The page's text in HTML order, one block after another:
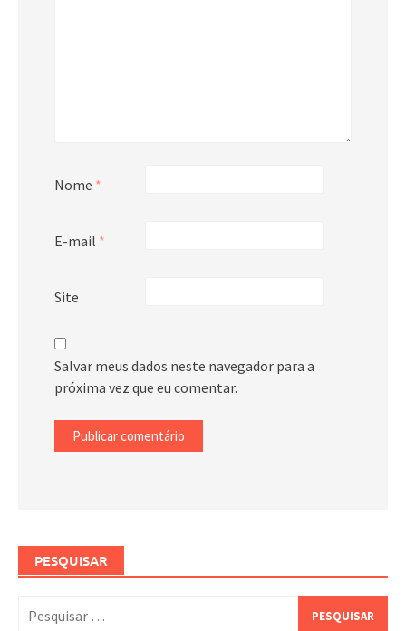
Nome *
E-mail *
Site
Salvar meus dados neste navegador para a
próxima vez que eu comentar.
PESQUISAR
por: